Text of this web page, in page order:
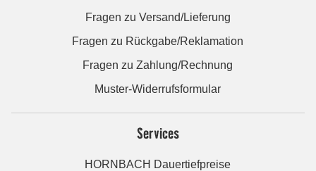
Fragen zu Versand/Lieferung
Fragen zu Rückgabe/Reklamation
Fragen zu Zahlung/Rechnung
Muster-Widerrufsformular
Services
HORNBACH Dauertiefpreise